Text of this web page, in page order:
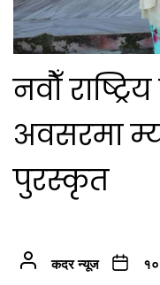
नवौँ
अवसरमा
पुरस्कृत
कदर न्यूज